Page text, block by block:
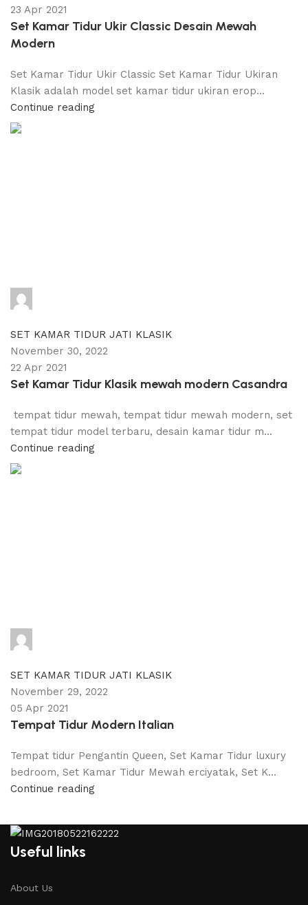
23 Apr 2021
Set Kamar Tidur Ukir Classic Desain Mewah
Modern
Set Kamar Tidur Ukir Classic Set Kamar Tidur Ukiran
Klasik adalah model set kamar tidur ukiran erop...
Continue reading
SET KAMAR TIDUR JATI KLASIK
November 30, 2022
22 Apr 2021
Set Kamar Tidur Klasik mewah modern Casandra
tempat tidur mewah, tempat tidur mewah modern, set
tempat tidur model terbaru, desain kamar tidur m...
Continue reading
SET KAMAR TIDUR JATI KLASIK
November 29, 2022
05 Apr 2021
Tempat Tidur Modern Italian
Tempat tidur Pengantin Queen, Set Kamar Tidur luxury
bedroom, Set Kamar Tidur Mewah erciyatak, Set K...
Continue reading
Useful links
About Us